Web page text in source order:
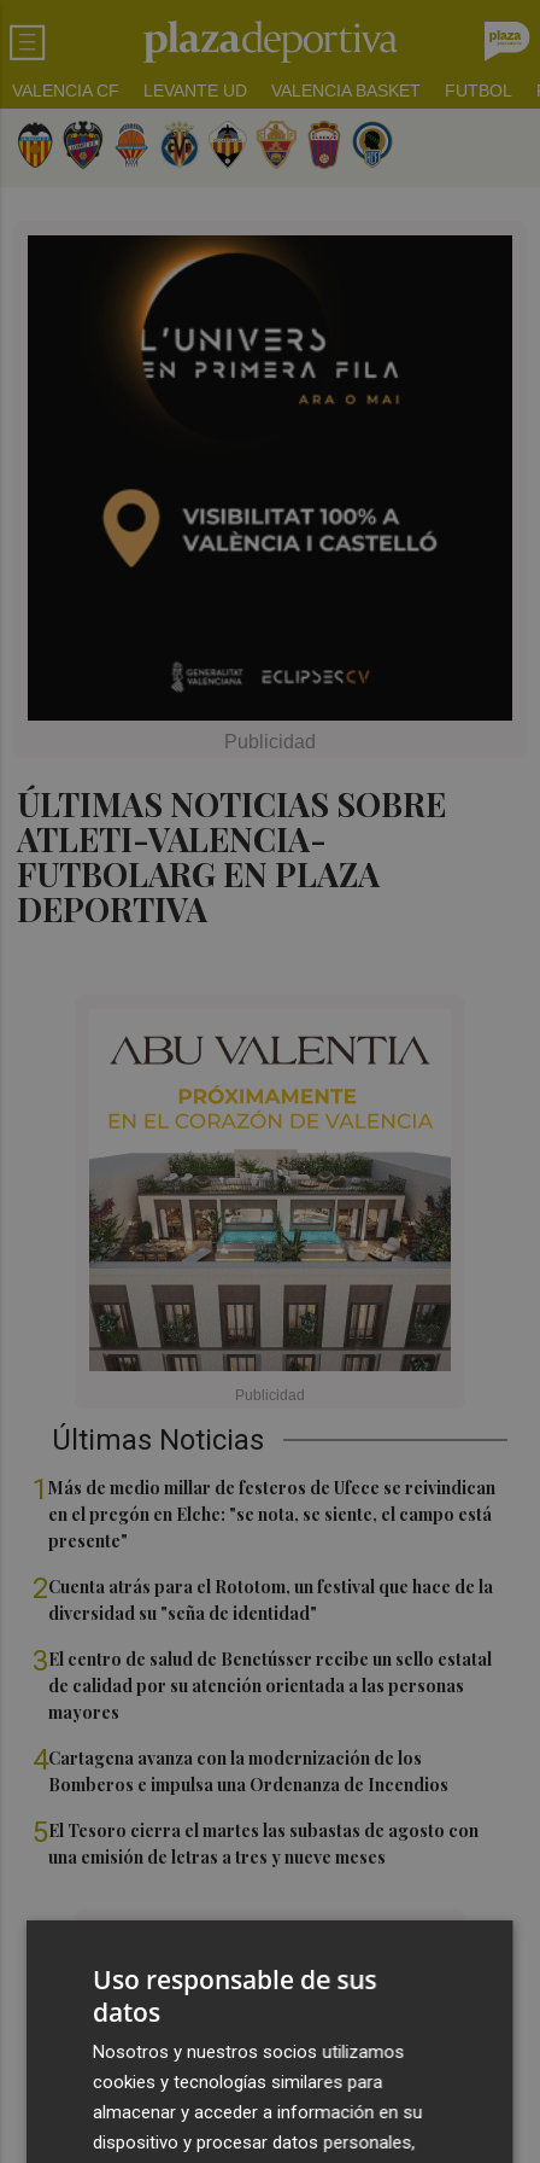
VALENCIA CF LEVANTE UD VALENCIA BASKET FUTBOL
ÚLTIMAS NOTICIAS SOBRE
ATLETI-VALENCIA-
FUTBOLARG EN PLAZA
DEPORTIVA
Últimas Noticias
1Más de medio millar de festeros de Ufece se reivindican
en el pregón en Elche: "se nota, se siente, el campo está
presente"
2Cuenta atrás para el Rototom, un festival que hace de la
diversidad su "seña de identidad"
3El centro de salud de Benetússer recibe un sello estatal
de calidad por su atención orientada a las personas
mayores
4Cartagena avanza con la modernización de los
Bomberos e impulsa una Ordenanza de Incendios
5El Tesoro cierra el martes las subastas de agosto con
una emisión de letras a tres y nueve meses
Uso responsable de sus
datos
Nosotros y nuestros socios utilizamos
cookies y tecnologías similares para
almacenar y acceder a información en su
dispositivo y procesar datos personales,